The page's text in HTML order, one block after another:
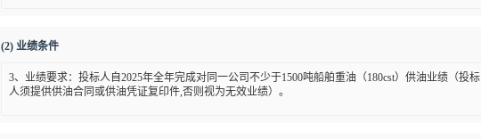
(2) 业绩条件
3、业绩要求：投标人自2025年全年完成对同一公司不少于1500吨船舶重油（180cst）供油业绩（投标
人须提供供油合同或供油凭证复印件,否则视为无效业绩）。